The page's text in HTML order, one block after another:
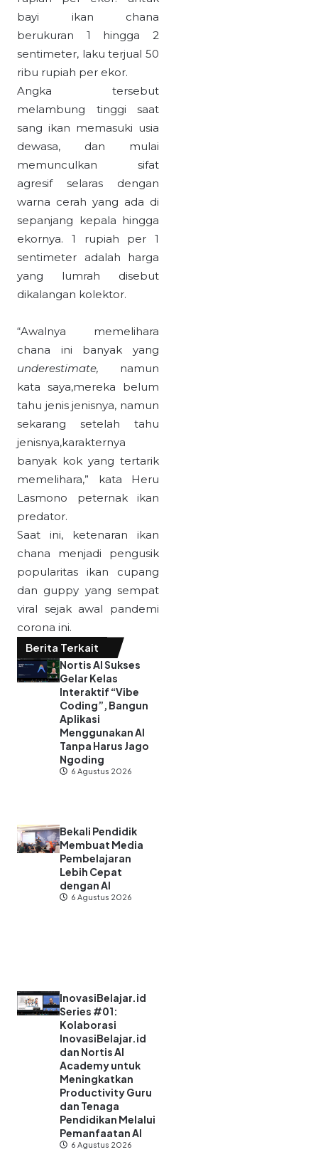
bayi ikan chana
berukuran 1 hingga 2
sentimeter, laku terjual 50
ribu rupiah per ekor.
Angka tersebut
melambung tinggi saat
sang ikan memasuki usia
dewasa, dan mulai
memunculkan sifat
agresif selaras dengan
warna cerah yang ada di
sepanjang kepala hingga
ekornya. 1 rupiah per 1
sentimeter adalah harga
yang lumrah disebut
dikalangan kolektor.
“Awalnya memelihara
chana ini banyak yang
underestimate, namun
kata saya,mereka belum
tahu jenis jenisnya, namun
sekarang setelah tahu
jenisnya,karakternya
banyak kok yang tertarik
memelihara,” kata Heru
Lasmono peternak ikan
predator.
Saat ini, ketenaran ikan
chana menjadi pengusik
popularitas ikan cupang
dan guppy yang sempat
viral sejak awal pandemi
corona ini.
Berita Terkait
Nortis AI Sukses
Gelar Kelas
Interaktif “Vibe
Coding”, Bangun
Aplikasi
Menggunakan AI
Tanpa Harus Jago
Ngoding
6 Agustus 2026
Bekali Pendidik
Membuat Media
Pembelajaran
Lebih Cepat
dengan AI
6 Agustus 2026
InovasiBelajar.id
Series #01:
Kolaborasi
InovasiBelajar.id
dan Nortis AI
Academy untuk
Meningkatkan
Productivity Guru
dan Tenaga
Pendidikan Melalui
Pemanfaatan AI
6 Agustus 2026